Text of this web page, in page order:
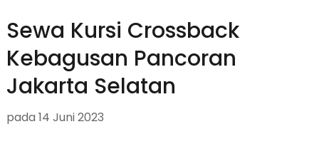
Sewa Kursi Crossback
Kebagusan Pancoran
Jakarta Selatan
pada 14 Juni 2023